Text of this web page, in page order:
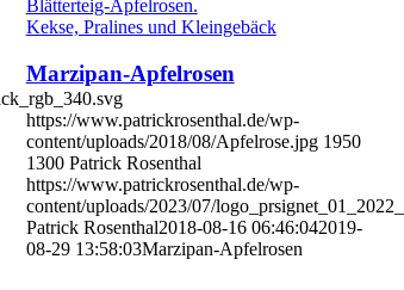
Kekse, Pralines und Kleingebäck
Marzipan-Apfelrosen
https://www.patrickrosenthal.de/wp-
content/uploads/2018/08/Apfelrose.jpg 1950
1300 Patrick Rosenthal
https://www.patrickrosenthal.de/wp-
content/uploads/2023/07/
Patrick Rosenthal2018-08-16 06:46:042019-
08-29 13:58:03Marzipan-Apfelrosen